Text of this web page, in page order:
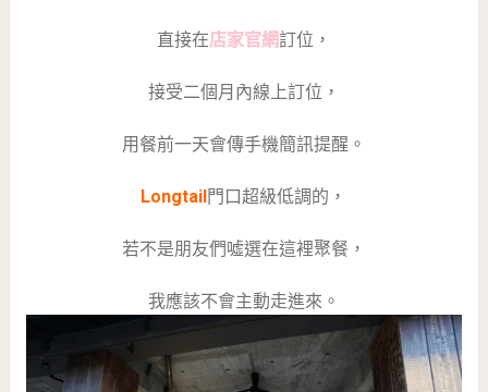
直接在店家官網訂位，
接受二個月內線上訂位，
用餐前一天會傳手機簡訊提醒。
Longtail 門口超級低調的，
若不是朋友們噓選在這裡聚餐，
我應該不會主動走進來。